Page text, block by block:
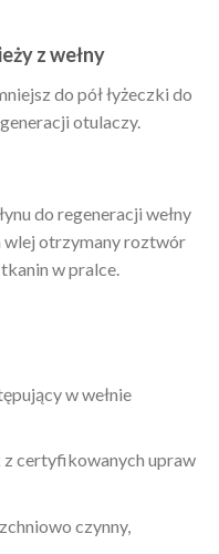
z wełny
do pół łyżeczki do
otulaczy.
do regeneracji wełny
wlej otrzymany roztwór
w pralce.
w wełnie
z certyfikowanych upraw
czynny,